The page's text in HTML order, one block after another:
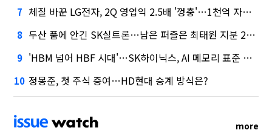
7 체질 바꾼 LG전자, 2Q 영업익 2.5배 '껑충'…1천억 자사주 태운다
8 두산 품에 안긴 SK실트론…남은 퍼즐은 최태원 지분 29.4%
9 'HBM 넘어 HBF 시대'…SK하이닉스, AI 메모리 표준 선점 나섰다
10 정몽준, 첫 주식 증여…HD현대 승계 방식은?
more